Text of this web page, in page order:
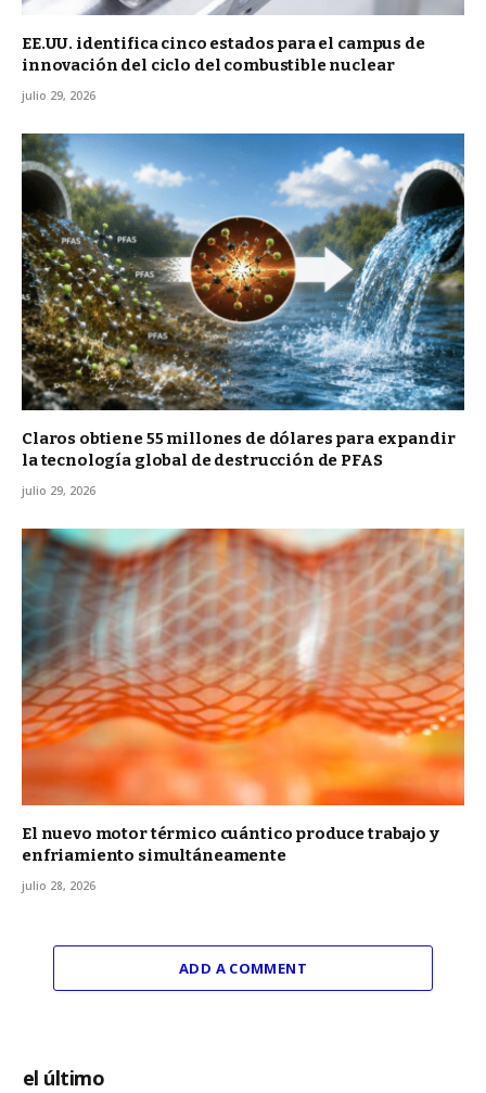
EE.UU. identifica cinco estados para el campus de
innovación del ciclo del combustible nuclear
julio 29, 2026
Claros obtiene 55 millones de dólares para expandir
la tecnología global de destrucción de PFAS
julio 29, 2026
El nuevo motor térmico cuántico produce trabajo y
enfriamiento simultáneamente
julio 28, 2026
ADD A COMMENT
el último